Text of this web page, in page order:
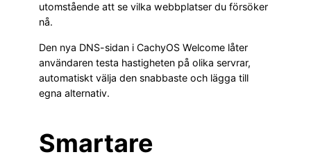
utomstående att se vilka webbplatser du försöker
nå.
Den nya DNS-sidan i CachyOS Welcome låter
användaren testa hastigheten på olika servrar,
automatiskt välja den snabbaste och lägga till
egna alternativ.
Smartare